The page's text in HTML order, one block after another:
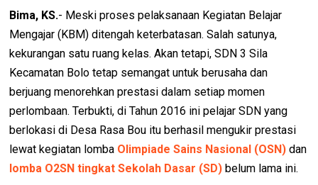
Bima, KS.- Meski proses pelaksanaan Kegiatan Belajar
Mengajar (KBM) ditengah keterbatasan. Salah satunya,
kekurangan satu ruang kelas. Akan tetapi, SDN 3 Sila
Kecamatan Bolo tetap semangat untuk berusaha dan
berjuang menorehkan prestasi dalam setiap momen
perlombaan. Terbukti, di Tahun 2016 ini pelajar SDN yang
berlokasi di Desa Rasa Bou itu berhasil mengukir prestasi
lewat kegiatan lomba Olimpiade Sains Nasional (OSN) dan
lomba O2SN tingkat Sekolah Dasar (SD) belum lama ini.